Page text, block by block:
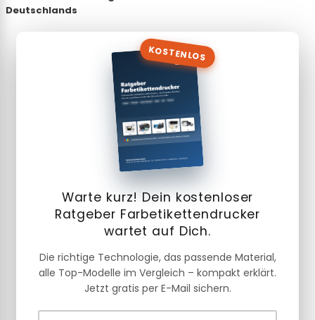
Deutschlands
KOSTENLOS
Warte kurz! Dein kostenloser
Ratgeber Farbetikettendrucker
wartet auf Dich.
Die richtige Technologie, das passende Material,
alle Top-Modelle im Vergleich – kompakt erklärt.
Jetzt gratis per E-Mail sichern.